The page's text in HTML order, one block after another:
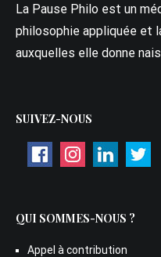
La Pause Philo est un
philosophie appliquée et
auxquelles elle donne
SUIVEZ-NOUS
QUI SOMMES-NOUS ?
Appel à contribution